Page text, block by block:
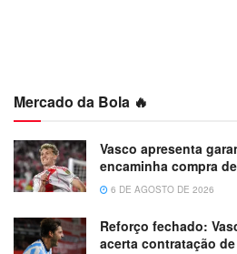
Mercado da Bola 🔥
Vasco apresenta
encaminha compra
6 DE AGOSTO DE 2026
Reforço fechado:
acerta contratação